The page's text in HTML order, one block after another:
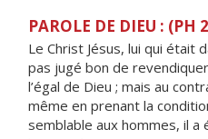
PAROLE DE DIEU : (PH
Le Christ Jésus, lui qui était
pas jugé bon de
l’égal de Dieu ; mais au
même en prenant la
semblable aux hommes, il a